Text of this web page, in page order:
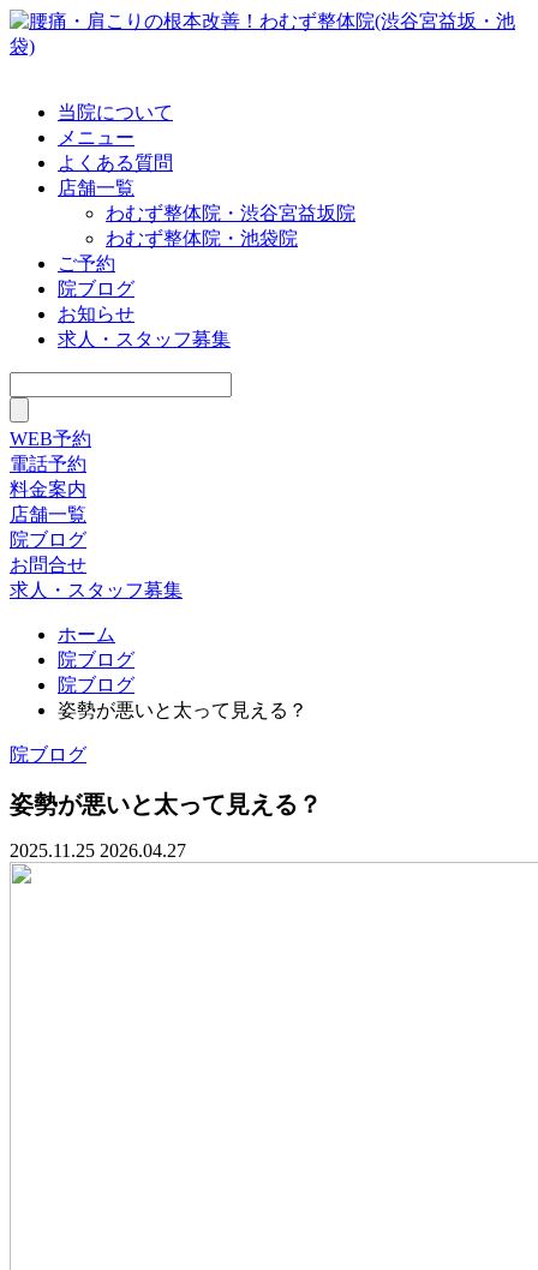
当院について
メニュー
よくある質問
店舗一覧
わむず整体院・渋谷宮益坂院
わむず整体院・池袋院
ご予約
院ブログ
お知らせ
求人・スタッフ募集
WEB予約
電話予約
料金案内
店舗一覧
院ブログ
お問合せ
求人・スタッフ募集
ホーム
院ブログ
院ブログ
姿勢が悪いと太って見える？
院ブログ
姿勢が悪いと太って見える？
2025.11.25 2026.04.27